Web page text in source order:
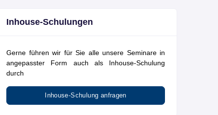
Inhouse-Schulungen
Gerne führen wir für Sie alle unsere Seminare in
angepasster Form auch als Inhouse-Schulung
durch
Inhouse-Schulung anfragen